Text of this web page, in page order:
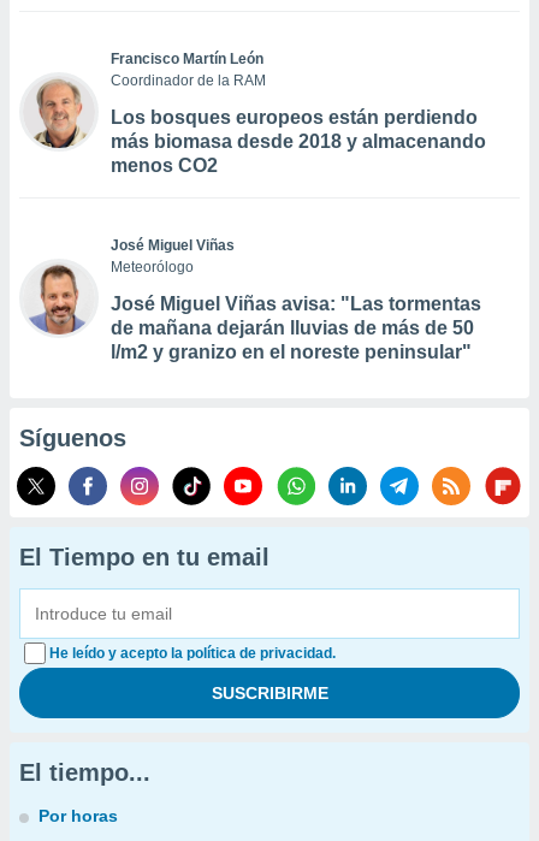
Francisco Martín León
Coordinador de la RAM
Los bosques europeos están perdiendo
más biomasa desde 2018 y almacenando
menos CO2
José Miguel Viñas
Meteorólogo
José Miguel Viñas avisa: "Las tormentas
de mañana dejarán lluvias de más de 50
l/m2 y granizo en el noreste peninsular"
Síguenos
El Tiempo en tu email
He leído y acepto la política de privacidad.
El tiempo...
Por horas